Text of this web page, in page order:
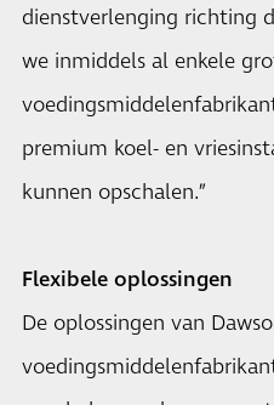
dienstverlenging richting
we inmiddels al enkele
premium koel- en
kunnen opschalen.”
Flexibele oplossingen
De oplossingen van